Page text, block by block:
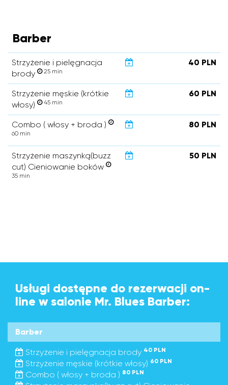
Barber
Strzyżenie i pielęgnacja
brody
25 min
40 PLN
Strzyżenie męskie (krótkie
włosy)
45 min
60 PLN
Combo ( włosy + broda )
60 min
80 PLN
Strzyżenie maszynką(buzz
cut) Cieniowanie boków
35 min
50 PLN
Usługi dostępne do rezerwacji on-
line w salonie Mr. Blues Barber:
Barber
Strzyżenie i pielęgnacja brody 40 PLN
Strzyżenie męskie (krótkie włosy) 60 PLN
Combo ( włosy + broda ) 80 PLN